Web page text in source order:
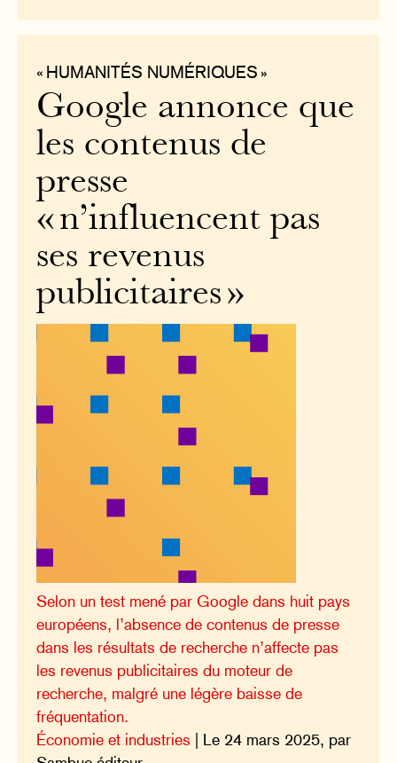
« HUMANITÉS NUMÉRIQUES »
Google annonce que
les contenus de
presse
« n’influencent pas
ses revenus
publicitaires »
Selon un test mené par Google dans huit pays
européens, l’absence de contenus de presse
dans les résultats de recherche n’affecte pas
les revenus publicitaires du moteur de
recherche, malgré une légère baisse de
fréquentation.
Économie et industries | Le 24 mars 2025, par